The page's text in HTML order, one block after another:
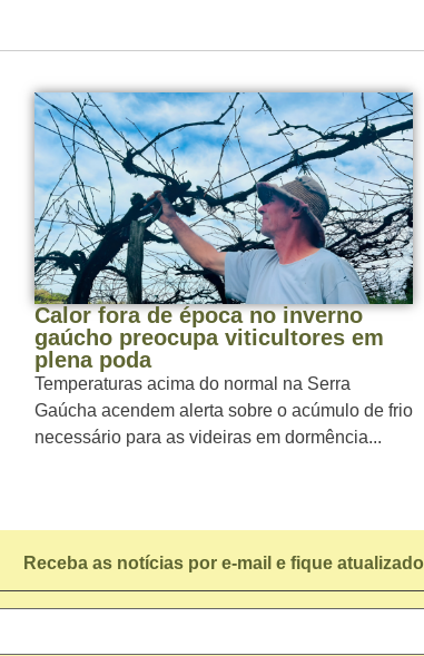
Calor fora de época no inverno
gaúcho preocupa viticultores em
plena poda
Temperaturas acima do normal na Serra
Gaúcha acendem alerta sobre o acúmulo de frio
necessário para as videiras em dormência...
Receba as notícias por e-mail e fique atualizado